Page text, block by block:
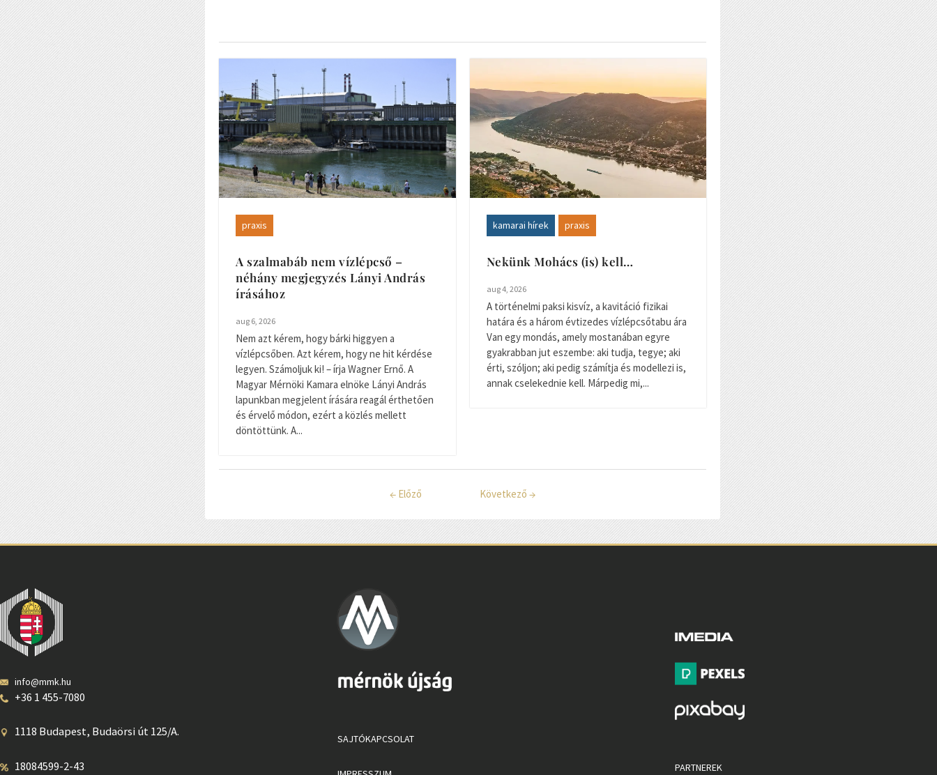
praxis
A szalmabáb nem vízlépcső –
néhány megjegyzés Lányi András
írásához
aug 6, 2026
Nem azt kérem, hogy bárki higgyen a
vízlépcsőben. Azt kérem, hogy ne hit kérdése
legyen. Számoljuk ki! – írja Wagner Ernő. A
Magyar Mérnöki Kamara elnöke Lányi András
lapunkban megjelent írására reagál érthetően
és érvelő módon, ezért a közlés mellett
döntöttünk. A...
kamarai hírek praxis
Nekünk Mohács (is) kell…
aug 4, 2026
A történelmi paksi kisvíz, a kavitáció fizikai
határa és a három évtizedes vízlépcsőtabu ára
Van egy mondás, amely mostanában egyre
gyakrabban jut eszembe: aki tudja, tegye; aki
érti, szóljon; aki pedig számítja és modellezi is,
annak cselekednie kell. Márpedig mi,...
← Előző Következő →
info@mmk.hu
+36 1 455-7080
1118 Budapest, Budaörsi út 125/A.
18084599-2-43
SAJTÓKAPCSOLAT
PARTNEREK